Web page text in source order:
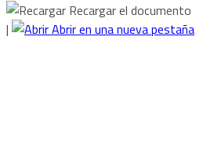
Recargar el documento
|
Abrir en una nueva pestaña